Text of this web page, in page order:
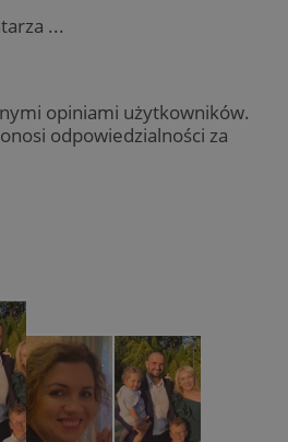
...
opiniami użytkowników.
odpowiedzialności za